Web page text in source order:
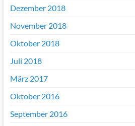
Dezember 2018
November 2018
Oktober 2018
Juli 2018
März 2017
Oktober 2016
September 2016